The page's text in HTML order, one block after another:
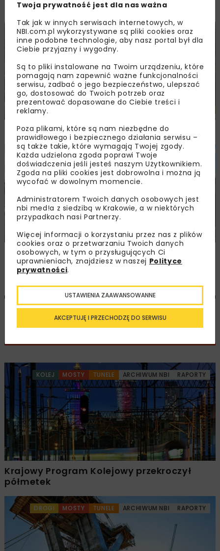
Rozwój budownictwa tunelowego w Polsce
BUDOWNICTWO DROGI KOLEJ MOSTY
TUNELE
ARCHIWUM NBI
RAPORTY
Rok 2021 w sektorze budownictwa
BUDOWNICTWO DROGI MOSTY TUNELE
RAPORTY
Przemysł cementowy w Polsce podąża
drogą neutralności klimatycznej
KOLEJ MOSTY TUNELE ARCHIWUM NBI RAPORTY
Krajowy Program Kolejowy przekroczył
półmetek
DROGI MOSTY TUNELE ARCHIWUM NBI RAPORTY
Twoja prywatność jest dla nas ważna
Tak jak w innych serwisach internetowych, w
NBI.com.pl wykorzystywane są pliki cookies oraz
inne podobne technologie, aby nasz portal był dla
Ciebie przyjazny i wygodny.
Są to pliki instalowane na Twoim urządzeniu, które
pomagają nam zapewnić ważne funkcjonalności
serwisu, zadbać o jego bezpieczeństwo, ulepszać
go, dostosować do Twoich potrzeb oraz
prezentować dopasowane do Ciebie treści i
reklamy.
Poza plikami, które są nam niezbędne do
prawidłowego i bezpiecznego działania serwisu –
są także takie, które wymagają Twojej zgody.
Każda udzielona zgoda poprawi Twoje
doświadczenia jeśli jesteś naszym Użytkownikiem.
Zgoda na pliki cookies jest dobrowolna i można ją
wycofać w dowolnym momencie.
Administratorem Twoich danych osobowych jest
nbi med!a z siedzibą w Krakowie, a w niektórych
przypadkach nasi Partnerzy.
Więcej informacji o korzystaniu przez nas z plików
cookies oraz o przetwarzaniu Twoich danych
osobowych, w tym o przysługujących Ci
uprawnieniach, znajdziesz w naszej Polityce
prywatności.
AKCEPTUJĘ I PRZECHODZĘ DO SERWISU
USTAWIENIA ZAAWANSOWANNE